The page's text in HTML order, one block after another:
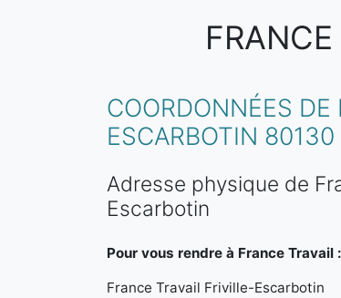
COORDONNÉES
ESCARBOTIN 80130
Adresse physique de
Escarbotin
Pour vous rendre à France Travail :
France Travail Friville-Escarbotin